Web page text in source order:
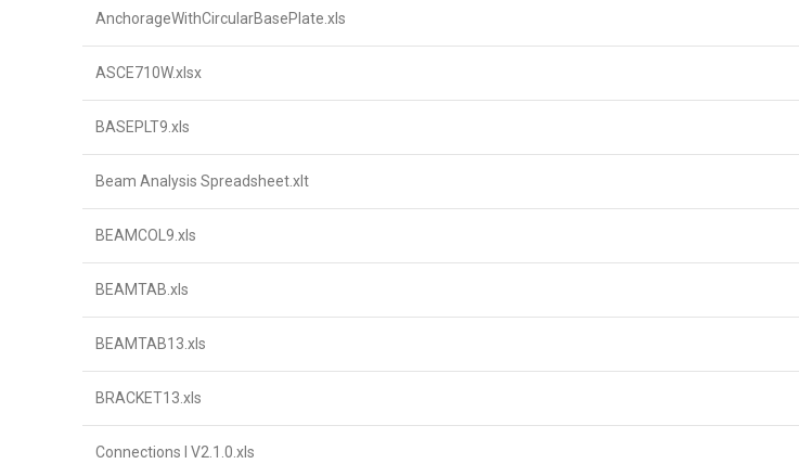
AnchorageWithCircularBasePlate.xls
ASCE710W.xlsx
BASEPLT9.xls
Beam Analysis Spreadsheet.xlt
BEAMCOL9.xls
BEAMTAB.xls
BEAMTAB13.xls
BRACKET13.xls
Connections I V2.1.0.xls